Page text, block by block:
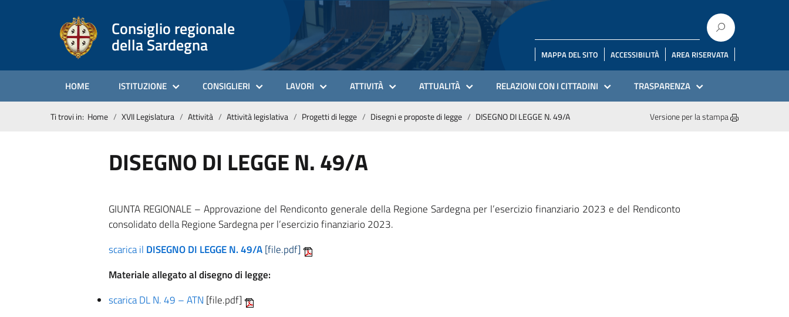
Consiglio regionale
della Sardegna MAPPA DEL SITO ACCESSIBILITÀ AREA RISERVATA
HOME ISTITUZIONE CONSIGLIERI LAVORI ATTIVITÀ ATTUALITÀ RELAZIONI CON I CITTADINI TRASPARENZA
Ti trovi in: Home XVII Legislatura Attività Attività legislativa Progetti di legge Disegni e proposte di legge DISEGNO DI LEGGE N. 49/A Versione per la stampa
DISEGNO DI LEGGE N. 49/A
GIUNTA REGIONALE – Approvazione del Rendiconto generale della Regione Sardegna per l’esercizio finanziario 2023 e del Rendiconto
consolidato della Regione Sardegna per l’esercizio finanziario 2023.
scarica il DISEGNO DI LEGGE N. 49/A [file.pdf]
Materiale allegato al disegno di legge:
scarica DL N. 49 – ATN [file.pdf]